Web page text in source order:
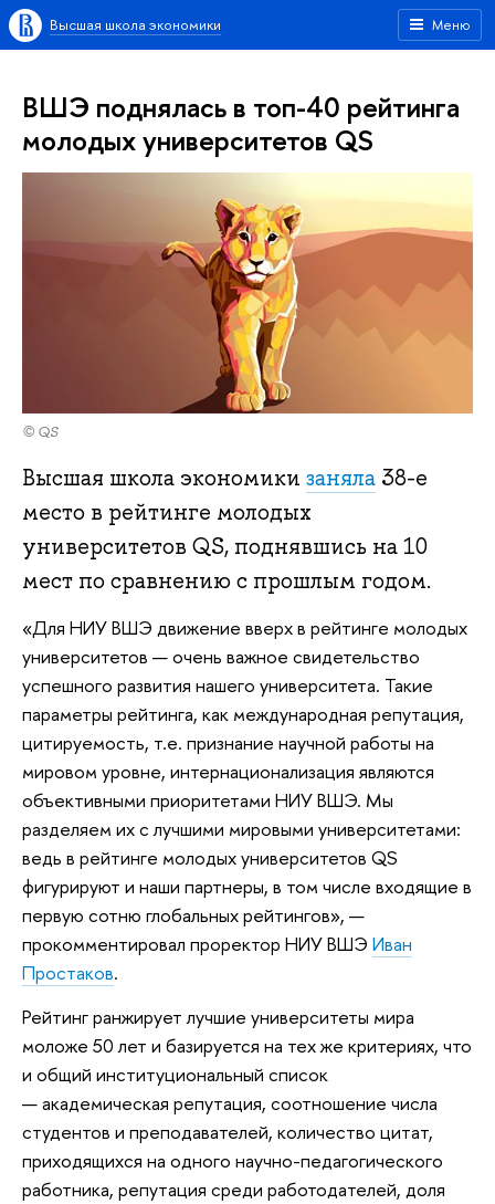
Меню
Высшая школа экономики
ВШЭ поднялась в топ-40 рейтинга
молодых университетов QS
© QS
Высшая школа экономики заняла 38-е
место в рейтинге молодых
университетов QS, поднявшись на 10
мест по сравнению с прошлым годом.
«Для НИУ ВШЭ движение вверх в рейтинге молодых
университетов — очень важное свидетельство
успешного развития нашего университета. Такие
параметры рейтинга, как международная репутация,
цитируемость, т.е. признание научной работы на
мировом уровне, интернационализация являются
объективными приоритетами НИУ ВШЭ. Мы
разделяем их с лучшими мировыми университетами:
ведь в рейтинге молодых университетов QS
фигурируют и наши партнеры, в том числе входящие в
первую сотню глобальных рейтингов», —
прокомментировал проректор НИУ ВШЭ Иван
Простаков.
Рейтинг ранжирует лучшие университеты мира
моложе 50 лет и базируется на тех же критериях, что
и общий институциональный список
— академическая репутация, соотношение числа
студентов и преподавателей, количество цитат,
приходящихся на одного научно-педагогического
работника, репутация среди работодателей, доля